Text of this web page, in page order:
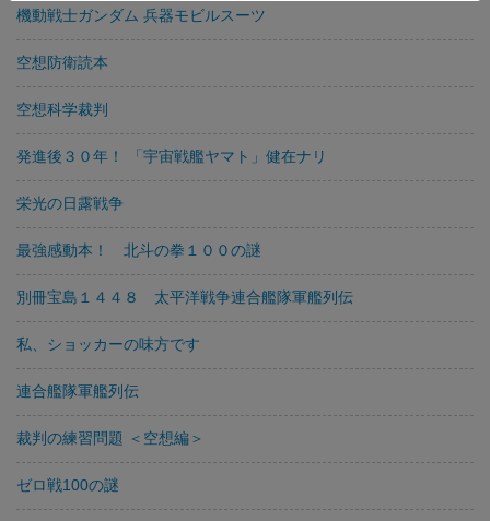
機動戦士ガンダム 兵器モビルスーツ
空想防衛読本
空想科学裁判
発進後３０年！ 「宇宙戦艦ヤマト」健在ナリ
栄光の日露戦争
最強感動本！ 北斗の拳１００の謎
別冊宝島１４４８ 太平洋戦争連合艦隊軍艦列伝
私、ショッカーの味方です
連合艦隊軍艦列伝
裁判の練習問題 ＜空想編＞
ゼロ戦100の謎